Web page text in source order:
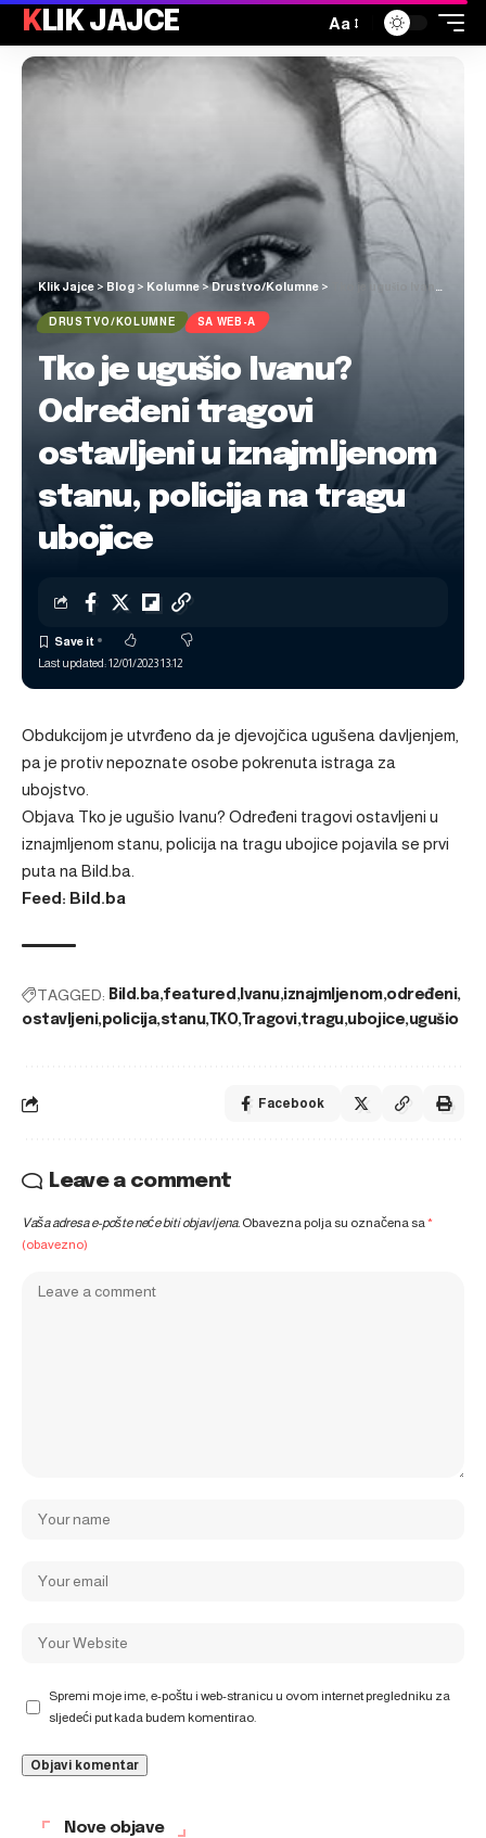
KLIK JAJCE Aa
Klik Jajce > Blog > Kolumne >Drustvo/Kolumne > Tko je ugušio Ivanu? Određeni tragovi ostavljeni u iznajmljenom stanu, policija na tragu ubojice
DRUSTVO/KOLUMNE SA WEB-A
Tko je ugušio Ivanu?
Određeni tragovi
ostavljeni u iznajmljenom
stanu, policija na tragu
ubojice
Last updated: 12/01/2023 13:12
Obdukcijom je utvrđeno da je djevojčica ugušena davljenjem,
pa je protiv nepoznate osobe pokrenuta istraga za
ubojstvo.
Objava Tko je ugušio Ivanu? Određeni tragovi ostavljeni u
iznajmljenom stanu, policija na tragu ubojice pojavila se prvi
puta na Bild.ba
Feed: Bild.ba
TAGGED: Bild.ba featured Ivanu iznajmljenom određeni
ostavljeni policija stanu TKO Tragovi tragu ubojice ugušio
Facebook
Leave a comment
Vaša adresa e-pošte neće biti objavljena. Obavezna polja su označena sa*
(obavezno)
Spremi moje ime, e-poštu i web-stranicu u ovom internet pregledniku za
sljedeći put kada budem komentirao.
Nove objave